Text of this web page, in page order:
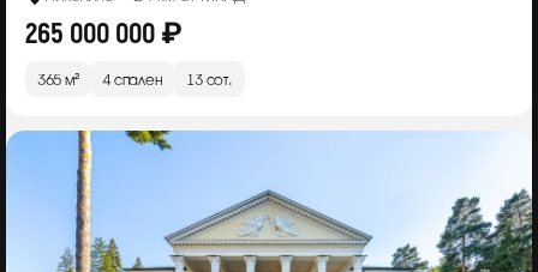
265 000 000 ₽
365 м² 4 спален 13 сот.